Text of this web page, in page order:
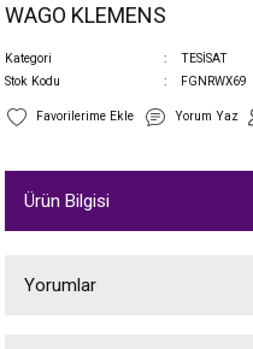
WAGO KLEMENS
Kategori
TESİSAT
Stok Kodu
FGNRWX69
Yorum Yaz
Ürün Bilgisi
Yorumlar